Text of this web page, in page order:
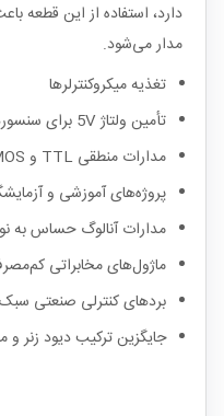
دارد، استفاده از این قطعه
مدار می‌شود.
تغذیه میکروکنترلرها
تأمین ولتاژ 5V برای سنسورها
مدارات منطقی TTL و CMOS
پروژه‌های آموزشی و
مدارات آنالوگ حساس به
ماژول‌های مخابراتی
بردهای کنترلی صنعتی سبک
جایگزین ترکیب دیود زنر و